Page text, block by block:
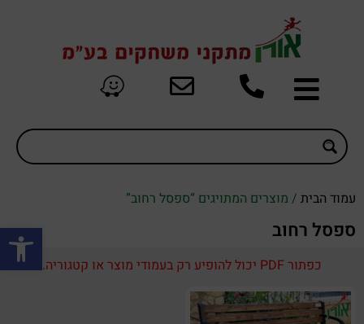
פתח
עמוד הבית / מוצרים המתויגים “ספסל רחוב”
ספסל רחוב
כפתור PDF יכול להופיע רק בעמודי מוצר או קטגוריה.